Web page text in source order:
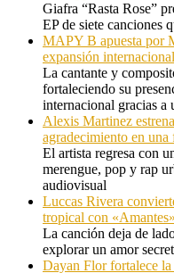
Giafra “Rasta Rose”
EP de siete canciones
MAPY B apuesta por
expansión internacional
La cantante y
fortaleciendo su
internacional gracias a
Alexis Martinez
agradecimiento en una
El artista regresa con
merengue, pop y rap
audiovisual
Luccas Rivera
tropical con «Amantes»
La canción deja de
explorar un amor
Dayan Flor fortalece la